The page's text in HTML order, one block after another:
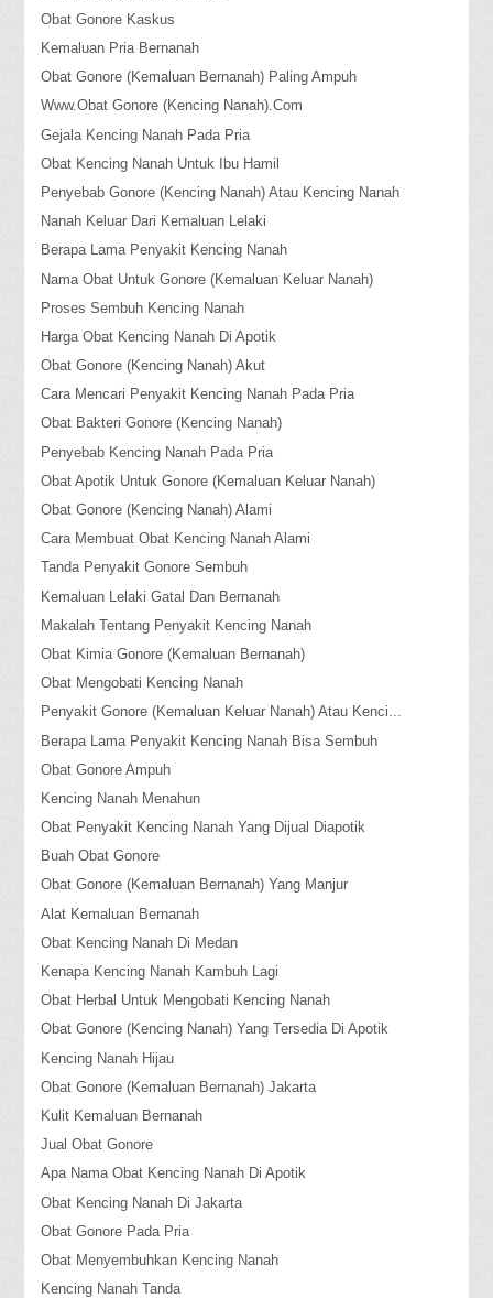
Obat Gonore Kaskus
Kemaluan Pria Bernanah
Obat Gonore (Kemaluan Bernanah) Paling Ampuh
Www.Obat Gonore (Kencing Nanah).Com
Gejala Kencing Nanah Pada Pria
Obat Kencing Nanah Untuk Ibu Hamil
Penyebab Gonore (Kencing Nanah) Atau Kencing Nanah
Nanah Keluar Dari Kemaluan Lelaki
Berapa Lama Penyakit Kencing Nanah
Nama Obat Untuk Gonore (Kemaluan Keluar Nanah)
Proses Sembuh Kencing Nanah
Harga Obat Kencing Nanah Di Apotik
Obat Gonore (Kencing Nanah) Akut
Cara Mencari Penyakit Kencing Nanah Pada Pria
Obat Bakteri Gonore (Kencing Nanah)
Penyebab Kencing Nanah Pada Pria
Obat Apotik Untuk Gonore (Kemaluan Keluar Nanah)
Obat Gonore (Kencing Nanah) Alami
Cara Membuat Obat Kencing Nanah Alami
Tanda Penyakit Gonore Sembuh
Kemaluan Lelaki Gatal Dan Bernanah
Makalah Tentang Penyakit Kencing Nanah
Obat Kimia Gonore (Kemaluan Bernanah)
Obat Mengobati Kencing Nanah
Penyakit Gonore (Kemaluan Keluar Nanah) Atau Kenci...
Berapa Lama Penyakit Kencing Nanah Bisa Sembuh
Obat Gonore Ampuh
Kencing Nanah Menahun
Obat Penyakit Kencing Nanah Yang Dijual Diapotik
Buah Obat Gonore
Obat Gonore (Kemaluan Bernanah) Yang Manjur
Alat Kemaluan Bernanah
Obat Kencing Nanah Di Medan
Kenapa Kencing Nanah Kambuh Lagi
Obat Herbal Untuk Mengobati Kencing Nanah
Obat Gonore (Kencing Nanah) Yang Tersedia Di Apotik
Kencing Nanah Hijau
Obat Gonore (Kemaluan Bernanah) Jakarta
Kulit Kemaluan Bernanah
Jual Obat Gonore
Apa Nama Obat Kencing Nanah Di Apotik
Obat Kencing Nanah Di Jakarta
Obat Gonore Pada Pria
Obat Menyembuhkan Kencing Nanah
Kencing Nanah Tanda